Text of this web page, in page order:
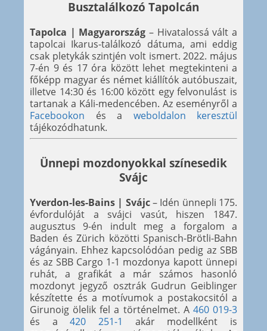
Busztalálkozó Tapolcán
Tapolca | Magyarország – Hivatalossá vált a
tapolcai Ikarus-találkozó dátuma, ami eddig
csak pletykák szintjén volt ismert. 2022. május
7-én 9 és 17 óra között lehet megtekinteni a
főképp magyar és német kiállítók autóbuszait,
illetve 14:30 és 16:00 között egy felvonulást is
tartanak a Káli-medencében. Az eseményről a
Facebookon és a weboldalon keresztül
tájékozódhatunk.
Ünnepi mozdonyokkal színesedik
Svájc
Yverdon-les-Bains | Svájc– Idén ünnepli 175.
évfordulóját a svájci vasút, hiszen 1847.
augusztus 9-én indult meg a forgalom a
Baden és Zürich közötti Spanisch-Brötli-Bahn
vágányain. Ehhez kapcsolódóan pedig az SBB
és az SBB Cargo 1-1 mozdonya kapott ünnepi
ruhát, a grafikát a már számos hasonló
mozdonyt jegyző osztrák Gudrun Geiblinger
készítette és a motívumok a postakocsitól a
Girunoig ölelik fel a történelmet. A 460 019-3
és a420 251-1
akár modellként is